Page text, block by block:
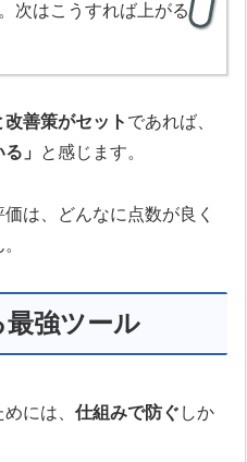
次はこうすれば上がる
善策がセット であれば、
」 と感じます。
は、どんなに点数が良く
強ツール
めには、仕組みで防ぐ しか